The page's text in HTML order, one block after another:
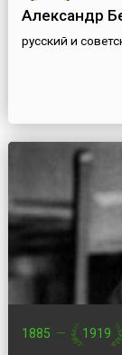
Александр
русский и
1885 — 1919